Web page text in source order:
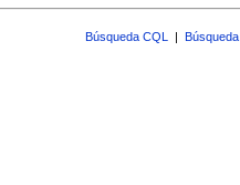
Búsqueda CQL